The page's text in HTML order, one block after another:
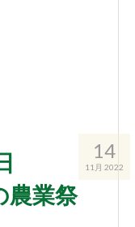
14
11月 2022
農業祭